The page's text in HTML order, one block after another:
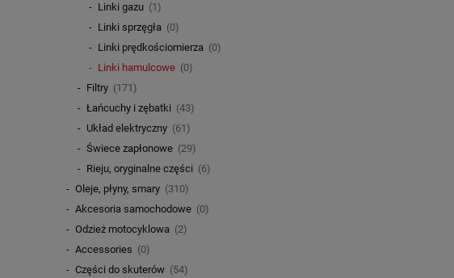
Linki gazu (1)
Linki sprzęgła (0)
Linki prędkościomierza (0)
Linki hamulcowe (0)
Filtry (171)
Łańcuchy i zębatki (43)
Układ elektryczny (61)
Świece zapłonowe (29)
Rieju, oryginalne części (6)
Oleje, płyny, smary (310)
Akcesoria samochodowe (0)
Odzież motocyklowa (2)
Accessories (0)
Części do skuterów (54)